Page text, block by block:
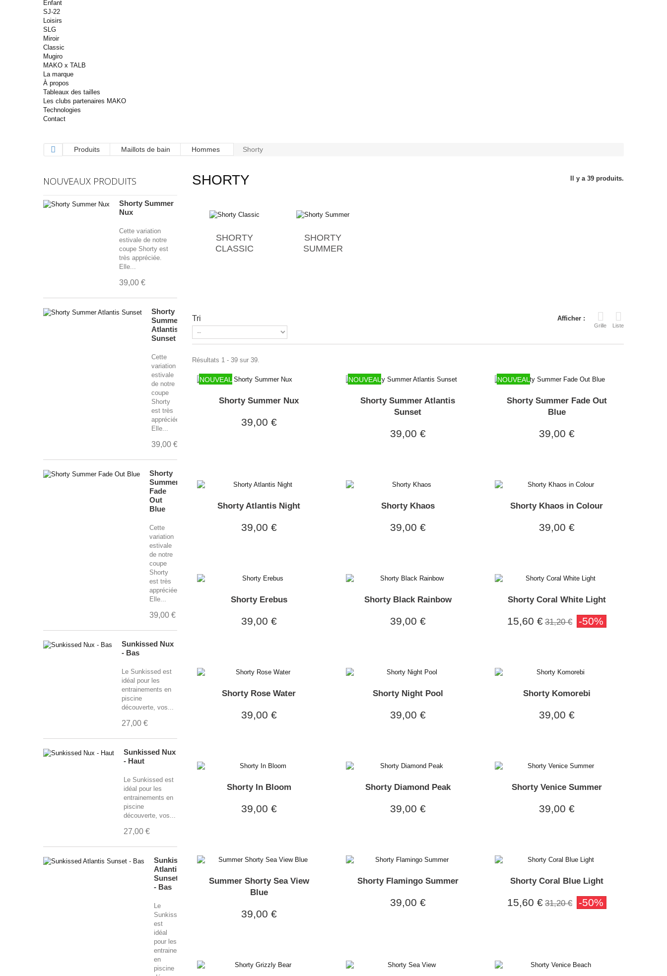
Enfant
SJ-22
Loisirs
SLG
Miroir
Classic
Mugiro
MAKO x TALB
La marque
À propos
Tableaux des tailles
Les clubs partenaires MAKO
Technologies
Contact
Produits Maillots de bain Hommes Shorty
NOUVEAUX PRODUITS
Shorty Summer
Nux
Cette variation
estivale de notre
coupe Shorty est
très appréciée.
Elle...
39,00 €
Shorty
Summer
Atlantis
Sunset
Cette
variation
estivale
de notre
coupe
Shorty
est très
appréciée.
Elle...
39,00 €
Shorty
Summer
Fade
Out
Blue
Cette
variation
estivale
de notre
coupe
Shorty
est très
appréciée.
Elle...
39,00 €
Sunkissed Nux
- Bas
Le Sunkissed est
idéal pour les
entrainements en
piscine
découverte, vos...
27,00 €
Sunkissed Nux
- Haut
Le Sunkissed est
idéal pour les
entrainements en
piscine
découverte, vos...
27,00 €
Sunkissed
Atlantis
Sunset
- Bas
Le
Sunkissed
est
idéal
pour les
entrainements
en
piscine
SHORTY Il y a 39 produits.
SHORTY
CLASSIC
SHORTY
SUMMER
Afficher :
Grille Liste
Tri
Résultats 1 - 39 sur 39.
NOUVEAU
Shorty Summer Nux
39,00 €
NOUVEAU
Shorty Summer Atlantis
Sunset
39,00 €
NOUVEAU
Shorty Summer Fade Out
Blue
39,00 €
Shorty Atlantis Night
39,00 €
Shorty Khaos
39,00 €
Shorty Khaos in Colour
39,00 €
Shorty Erebus
39,00 €
Shorty Black Rainbow
39,00 €
Shorty Coral White Light
15,60 € 31,20 € -50%
Shorty Rose Water
39,00 €
Shorty Night Pool
39,00 €
Shorty Komorebi
39,00 €
Shorty In Bloom
39,00 €
Shorty Diamond Peak
39,00 €
Shorty Venice Summer
39,00 €
Summer Shorty Sea View
Blue
39,00 €
Shorty Flamingo Summer
39,00 €
Shorty Coral Blue Light
15,60 € 31,20 € -50%